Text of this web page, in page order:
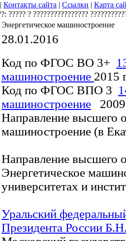
| Контакты сайта | Ссылки | Карта
Энергетическое машиностроение
28.01.2016
Код по ФГОС ВО 3+
машиностроение 2015
Код по ФГОС ВПО 3
машиностроение 2009
Направление высшего
машиностроение (в
Направление высшего
Энергетическое
университетах и
Уральский
Президента России